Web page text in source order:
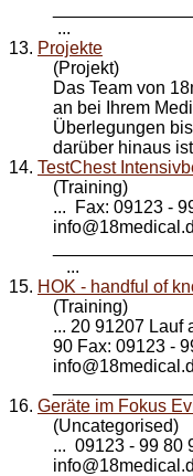
...
13. Projekte
(Projekt)
Das Team von
an bei Ihrem
Überlegungen
darüber hinaus
14. TestChest
(Training)
... Fax: 09123 -
info@18medical
...
15. HOK - handful of
(Training)
... 20 91207 Lauf
90 Fax: 09123 -
info@18medical
16. Geräte im Fokus
(Uncategorised)
... 09123 - 99 80
info@18medical